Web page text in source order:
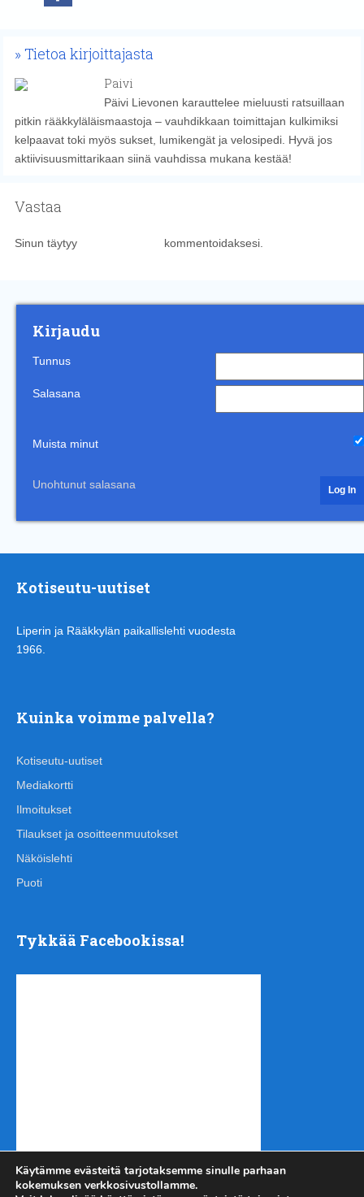
Tietoa kirjoittajasta
Paivi
Päivi Lievonen karauttelee mieluusti ratsuillaan
pitkin rääkkyläläismaastoja – vauhdikkaan toimittajan kulkimiksi
kelpaavat toki myös sukset, lumikengät ja velosipedi. Hyvä jos
aktiivisuusmittarikaan siinä vauhdissa mukana kestää!
Vastaa
Sinun täytyy kommentoidaksesi.
Kirjaudu
Tunnus
Salasana
Muista minut
Unohtunut salasana
Kotiseutu-uutiset
Liperin ja Rääkkylän paikallislehti vuodesta
1966.
Kuinka voimme palvella?
Kotiseutu-uutiset
Mediakortti
Ilmoitukset
Tilaukset ja osoitteenmuutokset
Näköislehti
Puoti
Tykkää Facebookissa!
Käytämme evästeitä tarjotaksemme sinulle parhaan
kokemuksen verkkosivustollamme.